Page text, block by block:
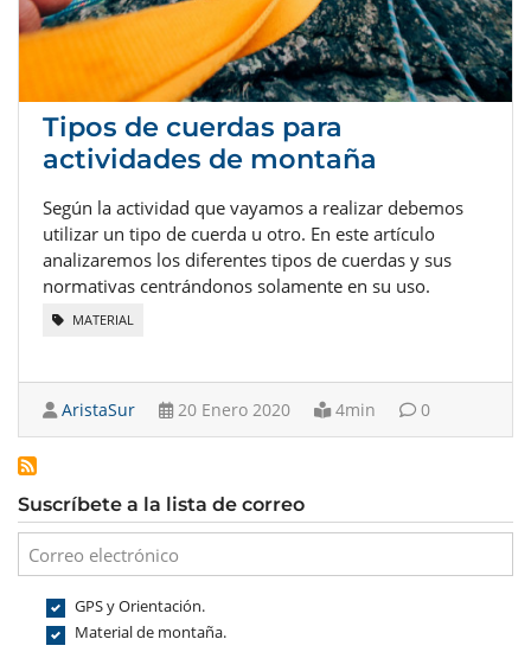
Tipos de cuerdas para
actividades de montaña
Según la actividad que vayamos a realizar debemos
utilizar un tipo de cuerda u otro. En este artículo
analizaremos los diferentes tipos de cuerdas y sus
normativas centrándonos solamente en su uso.
MATERIAL
AristaSur 20 Enero 2020 4min 0
Suscríbete a la lista de correo
GPS y Orientación.
Material de montaña.